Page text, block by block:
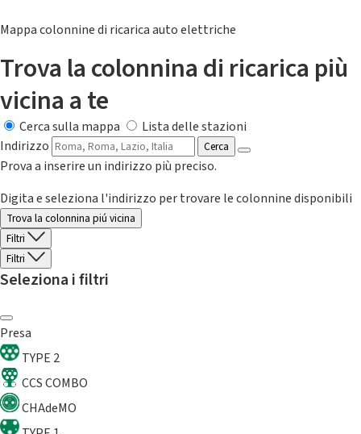
Mappa colonnine di ricarica auto elettriche
Trova la colonnina di ricarica più
vicina a te
Cerca sulla mappa
Lista delle stazioni
Indirizzo
Cerca
Prova a inserire un indirizzo più preciso.
Digita e seleziona l'indirizzo per trovare le colonnine disponibili
Trova la colonnina piú vicina
Filtri
Filtri
Seleziona i filtri
Presa
TYPE 2
CCS COMBO
CHAdeMO